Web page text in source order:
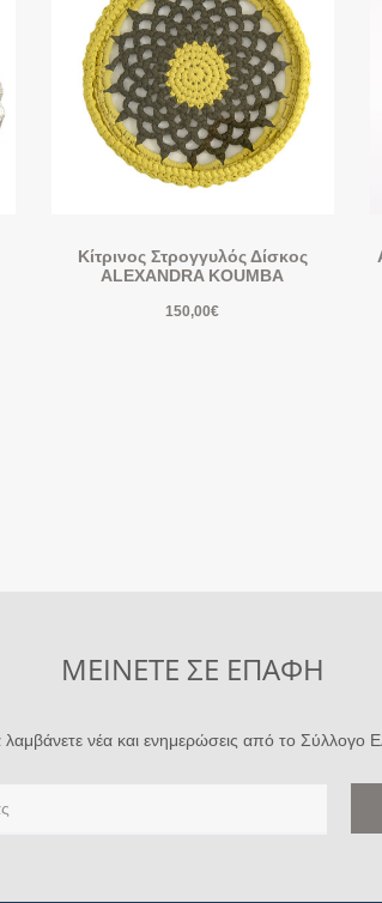
Κίτρινος Στρογγυλός Δίσκος
ALEXANDRA KOUMBA
150,00€
ΜΕΙΝΕΤΕ ΣΕ ΕΠΑΦΗ
λαμβάνετε νέα και ενημερώσεις από το Σύλλογο